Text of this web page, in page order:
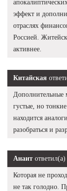
эффект и
отраслях
Россией.
активнее.
Китайская
Дополнительные
густые, но
находится
разобраться и
Анаит ответил(а)
Которая не
не так голодно.